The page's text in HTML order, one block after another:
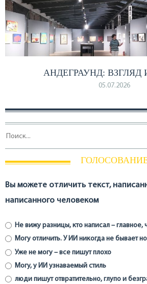
АНДЕГРАУНД: ВЗГЛЯД
05.07.2026
Вы можете отличить текст,
написанного человеком
Не вижу разницы, кто написал –
Могу отличить. У ИИ никогда не бывает
Уже не могу – все пишут плохо
Могу, у ИИ узнаваемый стиль
люди пишут отвратительно, глупо и